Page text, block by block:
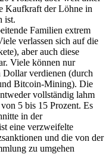
Kaufkraft der Löhne in
ist.
Familien extrem
verlassen sich auf die
aber auch diese
Viele können nur
verdienen (durch
Bitcoin-Mining). Die
vollständig lahm
5 bis 15 Prozent. Es
in der
eine verzweifelte
und die von der
zu umgehen